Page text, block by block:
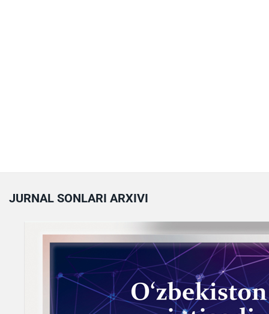
JURNAL SONLARI ARXIVI